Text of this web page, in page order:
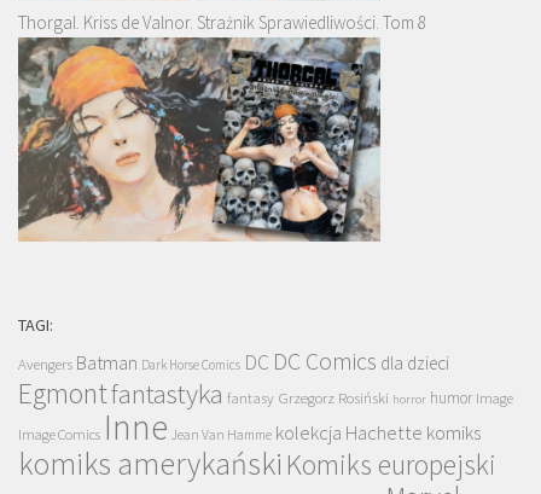
Thorgal. Kriss de Valnor. Strażnik Sprawiedliwości. Tom 8
TAGI:
Avengers Batman Dark Horse Comics DC DC Comics dla dzieci
Egmontfantastyka fantasy Grzegorz Rosiński horror humor Image
Image Comics Inne Jean Van Hamme kolekcja Hachette komiks
komiks amerykański Komiks europejski